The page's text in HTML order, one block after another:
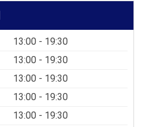
13:00 - 19:30
13:00 - 19:30
13:00 - 19:30
13:00 - 19:30
13:00 - 19:30